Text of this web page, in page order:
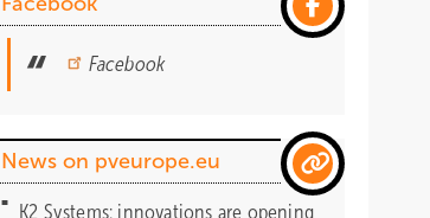
Facebook
News on pveurope.eu
K2 Systems: innovations are opening